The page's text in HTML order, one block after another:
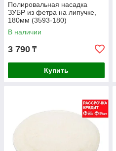
Полировальная насадка
ЗУБР из фетра на липучке,
180мм (3593-180)
В наличии
3 790 ₸
Купить